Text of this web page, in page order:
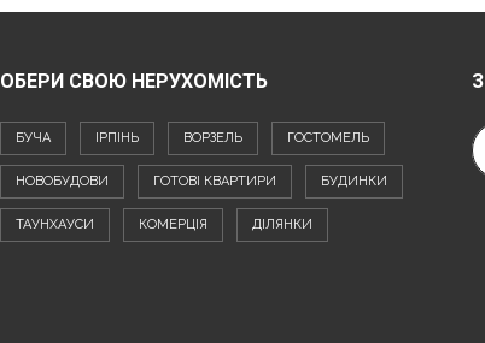
ОБЕРИ СВОЮ НЕРУХОМІСТЬ
БУЧА ІРПІНЬ ВОРЗЕЛЬ ГОСТОМЕЛЬ
НОВОБУДОВИ ГОТОВІ КВАРТИРИ БУДИНКИ
ТАУНХАУСИ КОМЕРЦІЯ ДІЛЯНКИ